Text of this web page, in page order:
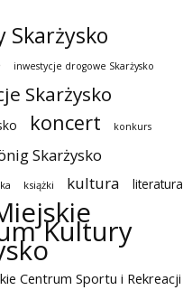
Skarżysko
inwestycje drogowe Skarżysko
Skarżysko
koncert konkurs
Skarżysko
książki kultura literatura
Kultury
Centrum Sportu i Rekreacji